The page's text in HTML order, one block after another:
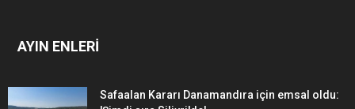
AYIN ENLERİ
Safaalan Kararı Danamandıra için emsal oldu: